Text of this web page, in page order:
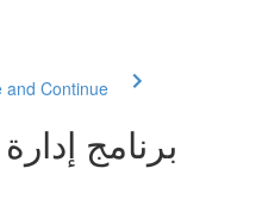
and Continue
برنامج